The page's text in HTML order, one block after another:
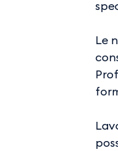
Le